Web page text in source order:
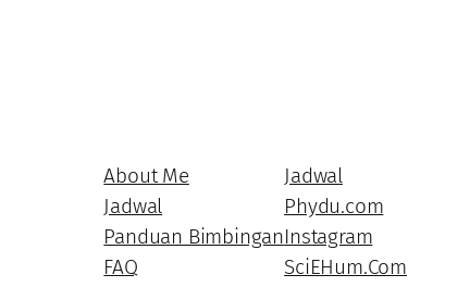
About Me
Jadwal
Panduan Bimbingan
FAQ
Jadwal
Phydu.com
Instagram
SciEHum.Com